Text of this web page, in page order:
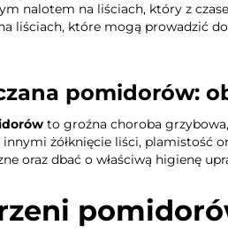
nalotem na liściach, który z
liściach, które mogą prowadzić
pomidorów:
to groźna choroba
żółknięcie liści, plamistość
oraz dbać o właściwą higienę